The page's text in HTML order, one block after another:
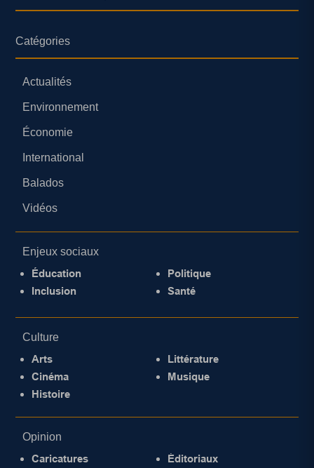
Catégories
Actualités
Environnement
Économie
International
Balados
Vidéos
Enjeux sociaux
Éducation
Inclusion
Politique
Santé
Culture
Arts
Cinéma
Histoire
Littérature
Musique
Opinion
Caricatures
Éditoriaux